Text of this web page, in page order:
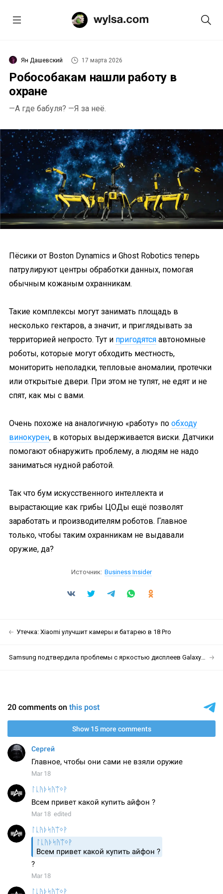
Ян Дашевский 17 марта 2026
Робособакам нашли работу в
охране
—А где бабуля? —Я за неё.
Пёсики от Boston Dynamics и Ghost Robotics теперь
патрулируют центры обработки данных, помогая
обычным кожаным охранникам.
Такие комплексы могут занимать площадь в
несколько гектаров, а значит, и приглядывать за
территорией непросто. Тут и пригодятся автономные
роботы, которые могут обходить местность,
мониторить неполадки, тепловые аномалии, протечки
или открытые двери. При этом не тупят, не едят и не
спят, как мы с вами.
Очень похоже на аналогичную «работу» по обходу
винокурен, в которых выдерживается виски. Датчики
помогают обнаружить проблему, а людям не надо
заниматься нудной работой.
Так что бум искусственного интеллекта и
вырастающие как грибы ЦОДы ещё позволят
заработать и производителям роботов. Главное
только, чтобы таким охранникам не выдавали
оружие, да?
Источник: Business Insider
Утечка: Xiaomi улучшит камеры и батарею в 18 Pro
Samsung подтвердила проблемы с яркостью дисплеев Galaxy S26 Ultra